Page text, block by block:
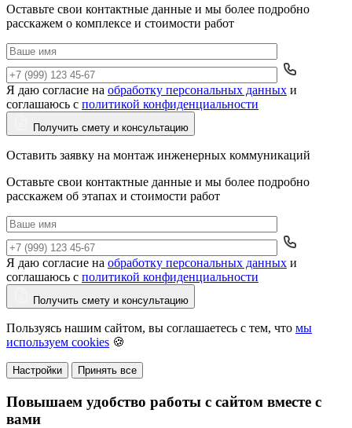
Оставьте свои контактные данные и мы более подробно
расскажем о комплексе и стоимости работ
Да
Я даю согласие на обработку персональных данных и
соглашаюсь с политикой конфиденциальности
Получить смету и консультацию
Оставить заявку на монтаж инженерных коммуникаций
Оставьте свои контактные данные и мы более подробно
расскажем об этапах и стоимости работ
Да
Я даю согласие на обработку персональных данных и
соглашаюсь с политикой конфиденциальности
Получить смету и консультацию
Пользуясь нашим сайтом, вы соглашаетесь с тем, что мы
используем cookies 🍪
Настройки Принять все
Повышаем удобство работы с сайтом вместе с
вами